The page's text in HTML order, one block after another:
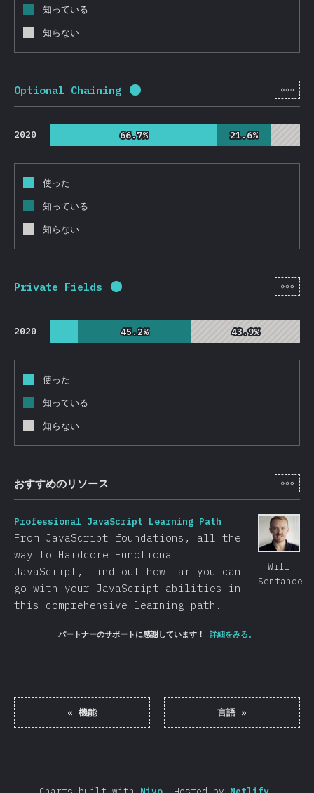
知っている
知らない
Optional Chaining 回答記入率： ) [ja-
2020 66.7%
66.7% 21.6%
21.6%
使った
知っている
知らない
Private Fields 回答記入率： [ja-
2020 45.2%
45.2% 43.9%
43.9%
使った
知っている
知らない
おすすめのリソース [ja-
Will
Sentance
Professional JavaScript Learning Path
From JavaScript foundations, all the
way to Hardcore Functional
JavaScript, find out how far you can
go with your JavaScript abilities in
this comprehensive learning path.
パートナーのサポートに感謝しています！ 詳細をみる。
« 機能 言語»